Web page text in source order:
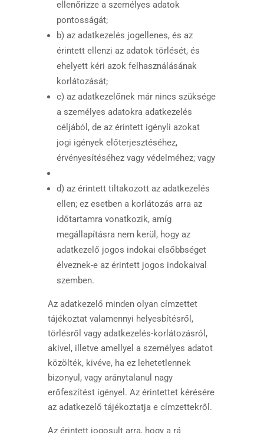
ellenőrizze a személyes adatok
pontosságát;
b) az adatkezelés jogellenes, és az
érintett ellenzi az adatok törlését, és
ehelyett kéri azok felhasználásának
korlátozását;
c) az adatkezelőnek már nincs szüksége
a személyes adatokra adatkezelés
céljából, de az érintett igényli azokat
jogi igények előterjesztéséhez,
érvényesítéséhez vagy védelméhez; vagy
d) az érintett tiltakozott az adatkezelés
ellen; ez esetben a korlátozás arra az
időtartamra vonatkozik, amíg
megállapításra nem kerül, hogy az
adatkezelő jogos indokai elsőbbséget
élveznek-e az érintett jogos indokaival
szemben.
Az adatkezelő minden olyan címzettet
tájékoztat valamennyi helyesbítésről,
törlésről vagy adatkezelés-korlátozásról,
akivel, illetve amellyel a személyes adatot
közölték, kivéve, ha ez lehetetlennek
bizonyul, vagy aránytalanul nagy
erőfeszítést igényel. Az érintettet kérésére
az adatkezelő tájékoztatja e címzettekről.
Az érintett jogosult arra, hogy a rá